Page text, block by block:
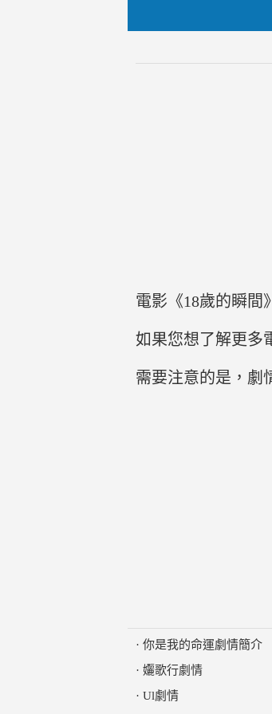
電影《18歲的瞬間
如果您想了解更多
需要注意的是，劇
· 你是我的命運劇情簡介
· 孋歌行劇情
· Ul劇情